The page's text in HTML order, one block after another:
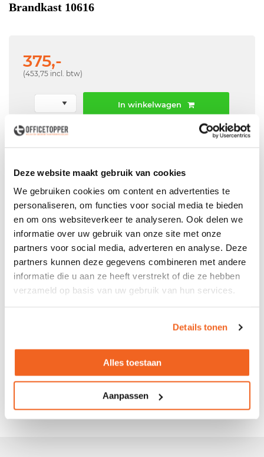
Deze website maakt gebruik van cookies
We gebruiken cookies om content en advertenties te
personaliseren, om functies voor social media te bieden
en om ons websiteverkeer te analyseren. Ook delen we
informatie over uw gebruik van onze site met onze
partners voor social media, adverteren en analyse. Deze
partners kunnen deze gegevens combineren met andere
informatie die u aan ze heeft verstrekt of die ze hebben
verzameld op basis van uw gebruik van hun services.
Details tonen
Alles toestaan
Aanpassen
Brandkast 10616
375,-
(453,75 incl. btw)
In winkelwagen
Offerte aanvraag mogelijk in winkelwagen
Leveringin België
Voor zowelParticulieralsZakelijk
Professionele Bezorg- en Montageservice
Gebruikte aluminium brandkast
- Afm.: 126x55x195cm (bxdxh) - Kleur ombouw:
aluminium - Indeling: 4 legborden - De kast is
afsluitbaar d.m.v. een sleutel